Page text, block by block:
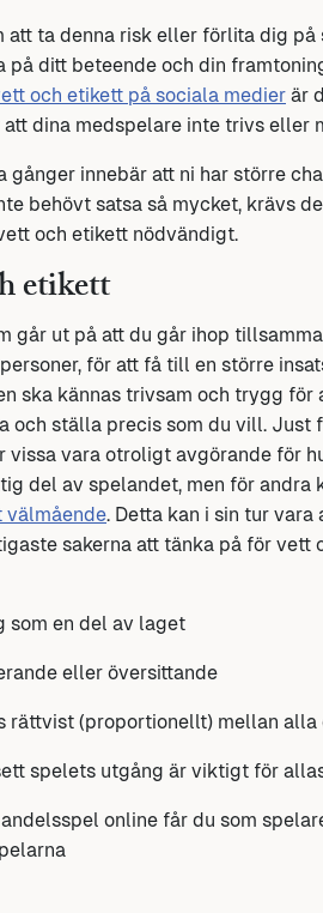
att ta denna risk eller förlita dig
ditt beteende och din
och etikett på sociala medier är
dina medspelare inte trivs eller
gånger innebär att ni har större
behövt satsa så mycket, krävs
och etikett nödvändigt.
etikett
går ut på att du går ihop
för att få till en större
ska kännas trivsam och trygg
och ställa precis som du vill. Just
vara otroligt avgörande för
del av spelandet, men för andra
välmående. Detta kan i sin tur
sakerna att tänka på för vett
som en del av laget
eller översittande
rättvist (proportionellt) mellan
spelets utgång är viktigt för
online får du som